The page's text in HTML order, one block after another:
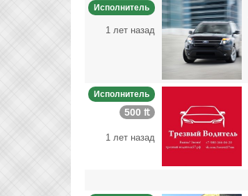
Исполнитель
1 лет назад
Исполнитель
500 ₶
1 лет назад